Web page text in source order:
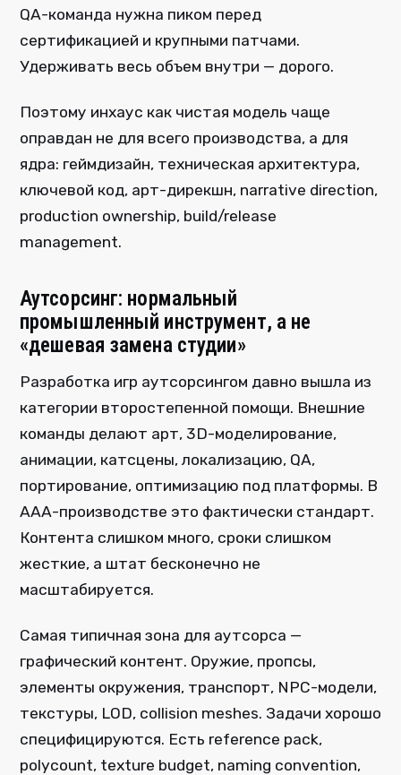
QA-команда нужна пиком перед
сертификацией и крупными патчами.
Удерживать весь объем внутри — дорого.
Поэтому инхаус как чистая модель чаще
оправдан не для всего производства, а для
ядра: геймдизайн, техническая архитектура,
ключевой код, арт-дирекшн, narrative direction,
production ownership, build/release
management.
Аутсорсинг: нормальный
промышленный инструмент, а не
«дешевая замена студии»
Разработка игр аутсорсингом давно вышла из
категории второстепенной помощи. Внешние
команды делают арт, 3D-моделирование,
анимации, катсцены, локализацию, QA,
портирование, оптимизацию под платформы. В
AAA-производстве это фактически стандарт.
Контента слишком много, сроки слишком
жесткие, а штат бесконечно не
масштабируется.
Самая типичная зона для аутсорса —
графический контент. Оружие, пропсы,
элементы окружения, транспорт, NPC-модели,
текстуры, LOD, collision meshes. Задачи хорошо
специфицируются. Есть reference pack,
polycount, texture budget, naming convention,